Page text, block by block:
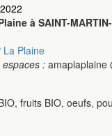
à SAINT-
La Plaine
: amaplaplaine
fruits BIO, oeufs,